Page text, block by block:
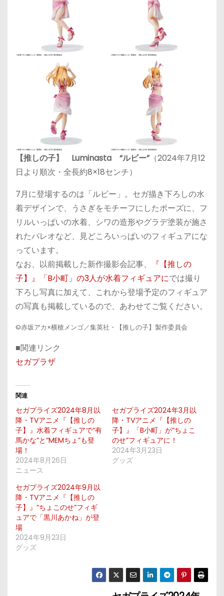
【推しの子】 Luminasta “ルビー”（2024年7月12
日より順次・全長約8×18センチ）
7月に登場するのは「ルビー」。セガ描き下ろしの水
着デザインで、うさぎをモチーフにしたポーズに、フ
リルいっぱいの水着、シワの造形やグラデ塗装が施さ
れたパレオなど、見どころいっぱいのフィギュアにな
っています。
なお、以前掲載した新作撮影会記事、
『【推しの
子】』「B小町」の3人が水着フィギュアにでは撮り
下ろし写真に加えて、これから登場予定のフィギュア
の写真も掲載しているので、あわせてご覧ください。
©赤坂アカ×横槍メンゴ／集英社・【推しの子】製作委員会
■関連リンク
セガプラザ
関連
セガプライズ2024年8月以
降・TVアニメ『【推しの
子】』水着フィギュアで“有
馬かな”と“MEMちょ”も登
場！
2024年8月26日
ニュース
セガプライズ2024年3月以
降・TVアニメ『【推しの
子】』「B小町」が“ちょこ
のせ”フィギュアに！
2024年3月23日
グッズ
セガプライズ2024年9月以
降・TVアニメ『【推しの
子】』“ちょこのせ”フィギ
ュアで「黒川あかね」が登
場
2024年9月23日
グッズ